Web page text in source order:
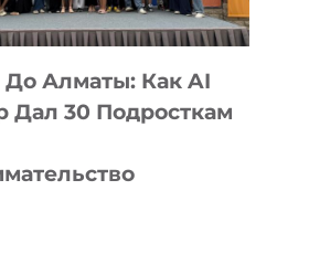
Алматы: Как AI
Дал 30 Подросткам